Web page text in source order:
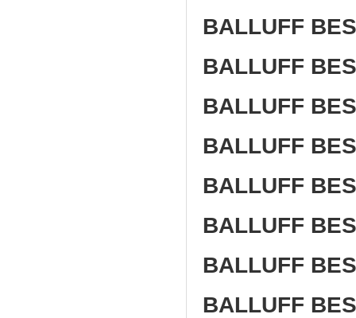
BALLUFF
BALLUFF
BALLUFF
BALLUFF
BALLUFF
BALLUFF
BALLUFF
BALLUFF